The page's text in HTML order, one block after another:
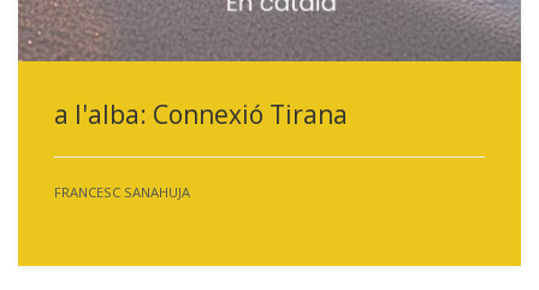
a l'alba: Connexió Tirana
FRANCESC SANAHUJA